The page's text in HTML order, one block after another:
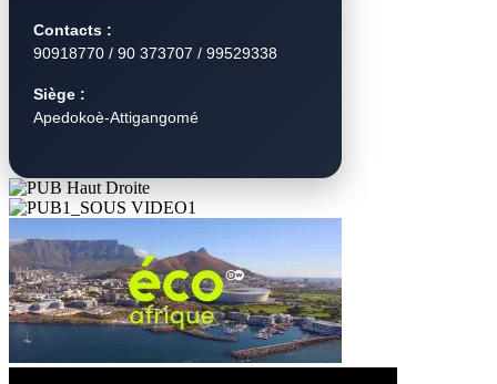
Contacts :
90918770 / 90 373707 / 99529338
Siège :
Apedokoè-Attigangomé